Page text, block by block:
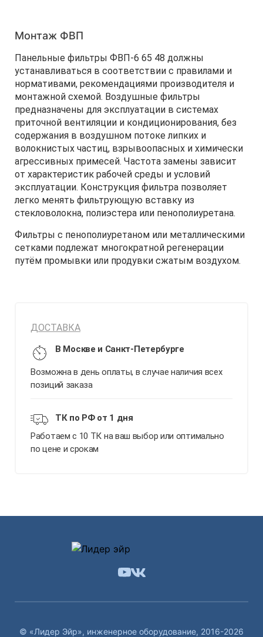
Монтаж ФВП
Панельные фильтры ФВП-6 65 48 должны
устанавливаться в соответствии с правилами и
нормативами, рекомендациями производителя и
монтажной схемой. Воздушные фильтры
предназначены для эксплуатации в системах
приточной вентиляции и кондиционирования, без
содержания в воздушном потоке липких и
волокнистых частиц, взрывоопасных и химически
агрессивных примесей. Частота замены зависит
от характеристик рабочей среды и условий
эксплуатации. Конструкция фильтра позволяет
легко менять фильтрующую вставку из
стекловолокна, полиэстера или пенополиуретана.
Фильтры с пенополиуретаном или металлическими
сетками подлежат многократной регенерации
путём промывки или продувки сжатым воздухом.
ДОСТАВКА
В Москве и Санкт-Петербурге
Возможна в день оплаты, в случае наличия всех
позиций заказа
ТК по РФ от 1 дня
Работаем с 10 ТК на ваш выбор или оптимально
по цене и срокам
© «Лидер Эйр», инженерное оборудование, 2016-2026